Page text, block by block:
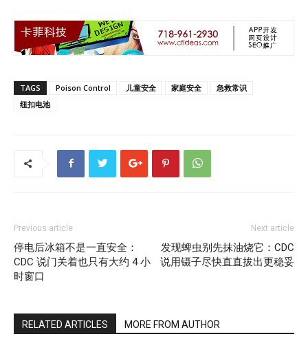
TAGS Poison Control 儿童安全 家庭安全
急救常识
纽扣电池
Previous article
停电后冰箱不是一直安全：
CDC 说门关着也只有大约 4 小
时窗口
Next article
发现蜱虫别先抹油烧它：CDC
说用镊子尽快直直拔出更稳妥
RELATED ARTICLES MORE FROM AUTHOR